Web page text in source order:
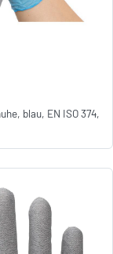
blau, EN ISO 374,